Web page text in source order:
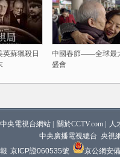
英蘇獵殺日
中國春節——全球最
盛會
中央電視台網站 關於CCTV.com
人
中央廣播電視總台 央視
京ICP證060535號
京公網安